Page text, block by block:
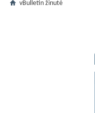
vBulletin žinutė